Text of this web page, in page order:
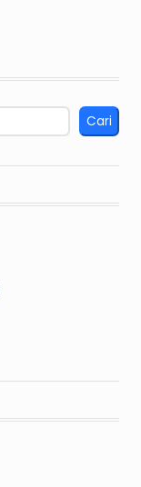
Cari